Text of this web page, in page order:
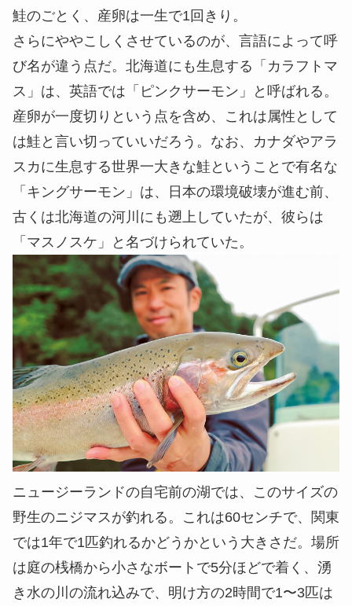
鮭のごとく、産卵は一生で1回きり。
さらにややこしくさせているのが、言語によって呼
び名が違う点だ。北海道にも生息する「カラフトマ
ス」は、英語では「ピンクサーモン」と呼ばれる。
産卵が一度切りという点を含め、これは属性として
は鮭と言い切っていいだろう。なお、カナダやアラ
スカに生息する世界一大きな鮭ということで有名な
「キングサーモン」は、日本の環境破壊が進む前、
古くは北海道の河川にも遡上していたが、彼らは
「マスノスケ」と名づけられていた。
ニュージーランドの自宅前の湖では、このサイズの
野生のニジマスが釣れる。これは60センチで、関東
では1年で1匹釣れるかどうかという大きさだ。場所
は庭の桟橋から小さなボートで5分ほどで着く、湧
き水の川の流れ込みで、明け方の2時間で1〜3匹は